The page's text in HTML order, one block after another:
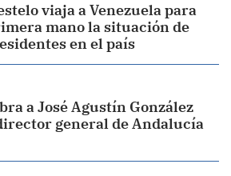
viaja a Venezuela para
mano la situación de
en el país
a José Agustín González
general de Andalucía